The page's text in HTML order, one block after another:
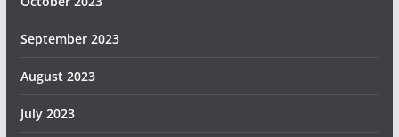
September 2023
August 2023
July 2023